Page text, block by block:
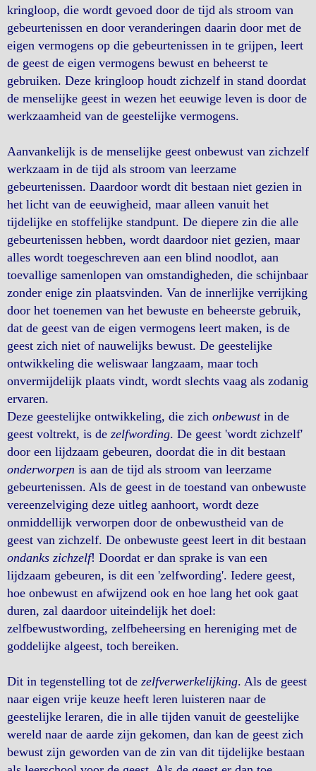
kringloop, die wordt gevoed door de tijd als stroom van
gebeurtenissen en door veranderingen daarin door met de
eigen vermogens op die gebeurtenissen in te grijpen, leert
de geest de eigen vermogens bewust en beheerst te
gebruiken. Deze kringloop houdt zichzelf in stand doordat
de menselijke geest in wezen het eeuwige leven is door de
werkzaamheid van de geestelijke vermogens.
Aanvankelijk is de menselijke geest onbewust van zichzelf
werkzaam in de tijd als stroom van leerzame
gebeurtenissen. Daardoor wordt dit bestaan niet gezien in
het licht van de eeuwigheid, maar alleen vanuit het
tijdelijke en stoffelijke standpunt. De diepere zin die alle
gebeurtenissen hebben, wordt daardoor niet gezien, maar
alles wordt toegeschreven aan een blind noodlot, aan
toevallige samenlopen van omstandigheden, die schijnbaar
zonder enige zin plaatsvinden. Van de innerlijke verrijking
door het toenemen van het bewuste en beheerste gebruik,
dat de geest van de eigen vermogens leert maken, is de
geest zich niet of nauwelijks bewust. De geestelijke
ontwikkeling die weliswaar langzaam, maar toch
onvermijdelijk plaats vindt, wordt slechts vaag als zodanig
ervaren.
Deze geestelijke ontwikkeling, die zich onbewustin de
geest voltrekt, is de zelfwording. De geest 'wordt zichzelf'
door een lijdzaam gebeuren, doordat die in dit bestaan
onderworpen is aan de tijd als stroom van leerzame
gebeurtenissen. Als de geest in de toestand van onbewuste
vereenzelviging deze uitleg aanhoort, wordt deze
onmiddellijk verworpen door de onbewustheid van de
geest van zichzelf. De onbewuste geest leert in dit bestaan
ondanks zichzelf! Doordat er dan sprake is van een
lijdzaam gebeuren, is dit een 'zelfwording'. Iedere geest,
hoe onbewust en afwijzend ook en hoe lang het ook gaat
duren, zal daardoor uiteindelijk het doel:
zelfbewustwording, zelfbeheersing en hereniging met de
goddelijke algeest, toch bereiken.
Dit in tegenstelling tot de zelfverwerkelijking. Als de geest
naar eigen vrije keuze heeft leren luisteren naar de
geestelijke leraren, die in alle tijden vanuit de geestelijke
wereld naar de aarde zijn gekomen, dan kan de geest zich
bewust zijn geworden van de zin van dit tijdelijke bestaan